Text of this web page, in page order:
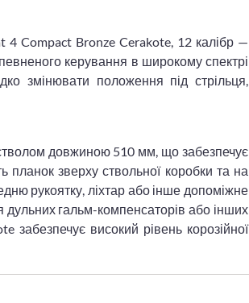
Compact Bronze Cerakote, 12 калібр —
керування в широкому спектрі
змінювати положення під стрільця,
довжиною 510 мм, що забезпечує
планок зверху ствольної коробки та на
рукоятку, ліхтар або інше допоміжне
гальм-компенсаторів або інших
забезпечує високий рівень корозійної